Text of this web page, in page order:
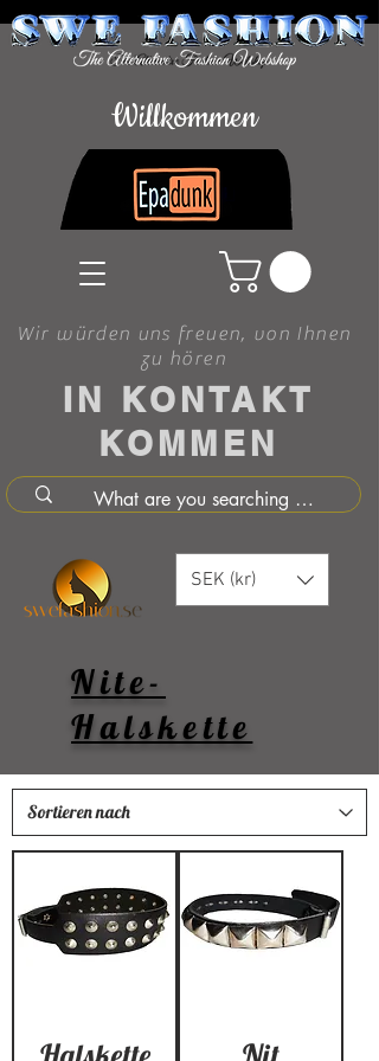
IN KONTAKT
KOMMEN
Wir würden uns freuen, von Ihnen
zu hören
Willkommen
SEK (kr)
Nite-
Halskette